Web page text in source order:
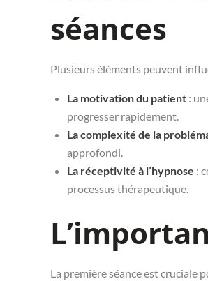
séances
Plusieurs éléments peuvent
La motivation du patient :
progresser rapidement.
La complexité de la
approfondi.
La réceptivité à l’hypnose :
processus thérapeutique.
La première séance est cruciale